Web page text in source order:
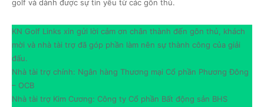
golf và dành được sự tin yêu từ các gôn thủ.
KN Golf Links xin gửi lời cảm ơn chân thành đến gôn thủ, khách
mời và nhà tài trợ đã góp phần làm nên sự thành công của giải
đấu.
Nhà tài trợ chính: Ngân hàng Thương mại Cổ phần Phương Đông
– OCB
Nhà tài trợ Kim Cương: Công ty Cổ phần Bất động sản BHS